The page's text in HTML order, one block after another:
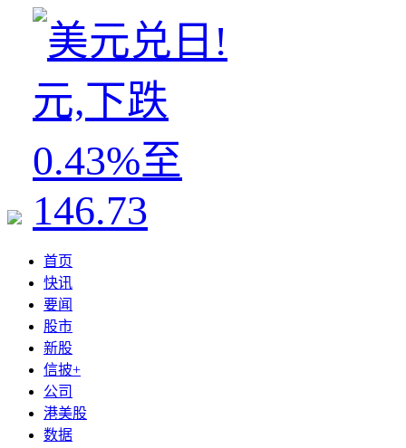
首页
快讯
要闻
股市
新股
信披+
公司
港美股
数据